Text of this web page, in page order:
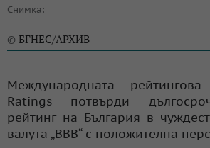
Снимка:
© БГНЕС/АРХИВ
Международната
Ratings потвърди
рейтинг на България в
валута „BBB“ с положителна